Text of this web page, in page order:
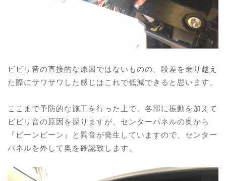
ビビリ音の直接的な原因ではないものの、段差を乗り越え
た際にサワサワした感じはこれで低減できると思います。
ここまで予防的な施工を行った上で、各部に振動を加えて
ビビリ音の原因を探りますが、センターパネルの奥から
『ビーンビーン』と異音が発生していますので、センター
パネルを外して奥を確認致します。